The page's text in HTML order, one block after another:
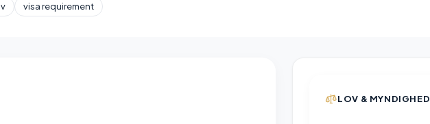
visa requirement
LOV & MYNDIGHED